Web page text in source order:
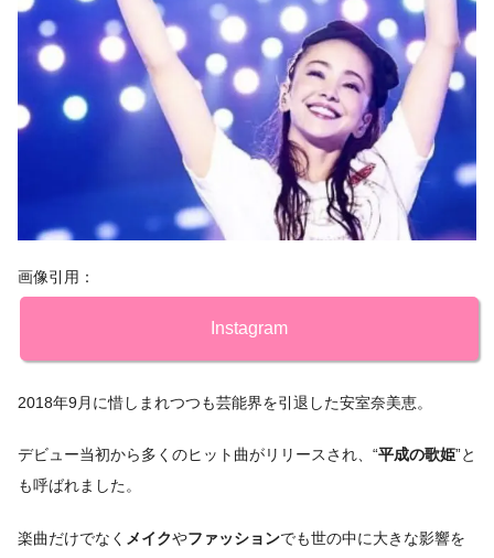
画像引用：
Instagram
2018年9月に惜しまれつつも芸能界を引退した安室奈美恵。
デビュー当初から多くのヒット曲がリリースされ、“平成の歌姫”と
も呼ばれました。
楽曲だけでなく メイクやファッションでも世の中に大きな影響を